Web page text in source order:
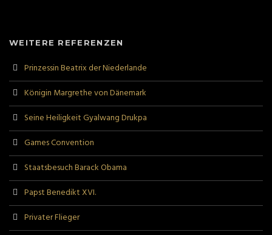
WEITERE REFERENZEN
Prinzessin Beatrix der Niederlande
Königin Margrethe von Dänemark
Seine Heiligkeit Gyalwang Drukpa
Games Convention
Staatsbesuch Barack Obama
Papst Benedikt XVI.
Privater Flieger